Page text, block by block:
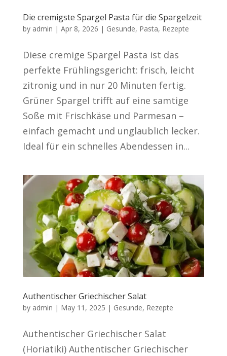
Die cremigste Spargel Pasta für die Spargelzeit
by admin | Apr 8, 2026 | Gesunde, Pasta, Rezepte
Diese cremige Spargel Pasta ist das
perfekte Frühlingsgericht: frisch, leicht
zitronig und in nur 20 Minuten fertig.
Grüner Spargel trifft auf eine samtige
Soße mit Frischkäse und Parmesan –
einfach gemacht und unglaublich lecker.
Ideal für ein schnelles Abendessen in...
Authentischer Griechischer Salat
by admin | May 11, 2025 | Gesunde, Rezepte
Authentischer Griechischer Salat
(Horiatiki) Authentischer Griechischer